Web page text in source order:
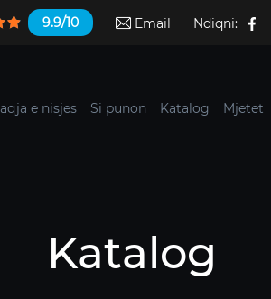
9.9/10 Email Ndiqni:
e nisjes Si punon Katalog Mjetet
Katalog